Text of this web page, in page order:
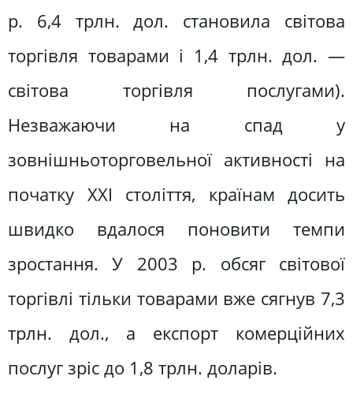
p. 6,4 трлн. дол. становила світова
торгівля товарами і 1,4 трлн. дол. —
світова торгівля послугами).
Незважаючи на спад у
зовнішньоторговельної активності на
початку XXI століття, країнам досить
швидко вдалося поновити темпи
зростання. У 2003 р. обсяг світової
торгівлі тільки товарами вже сягнув 7,3
трлн. дол., а експорт комерційних
послуг зріс до 1,8 трлн. доларів.